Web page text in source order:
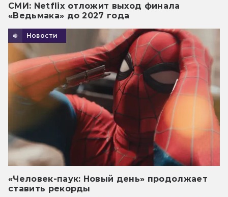
СМИ: Netflix отложит выход финала
«Ведьмака» до 2027 года
Новости
«Человек-паук: Новый день» продолжает
ставить рекорды